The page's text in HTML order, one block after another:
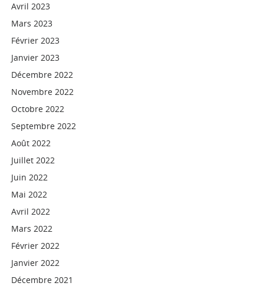
Avril 2023
Mars 2023
Février 2023
Janvier 2023
Décembre 2022
Novembre 2022
Octobre 2022
Septembre 2022
Août 2022
Juillet 2022
Juin 2022
Mai 2022
Avril 2022
Mars 2022
Février 2022
Janvier 2022
Décembre 2021